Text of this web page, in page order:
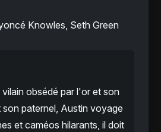
Knowles, Seth Green
obsédé par l'or et son
paternel, Austin voyage
et caméos hilarants, il doit